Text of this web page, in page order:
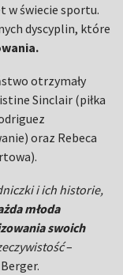
w świecie sportu.
dyscyplin, które
otrzymały
Sinclair (piłka
oraz Rebeca
i ich historie,
młoda
swoich
–